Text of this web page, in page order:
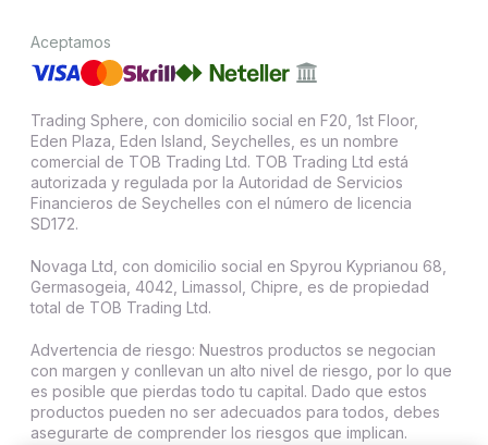
Aceptamos
Trading Sphere, con domicilio social en F20, 1st Floor,
Eden Plaza, Eden Island, Seychelles, es un nombre
comercial de TOB Trading Ltd. TOB Trading Ltd está
autorizada y regulada por la Autoridad de Servicios
Financieros de Seychelles con el número de licencia
SD172.
Novaga Ltd, con domicilio social en Spyrou Kyprianou 68,
Germasogeia, 4042, Limassol, Chipre, es de propiedad
total de TOB Trading Ltd.
Advertencia de riesgo: Nuestros productos se negocian
con margen y conllevan un alto nivel de riesgo, por lo que
es posible que pierdas todo tu capital. Dado que estos
productos pueden no ser adecuados para todos, debes
asegurarte de comprender los riesgos que implican.